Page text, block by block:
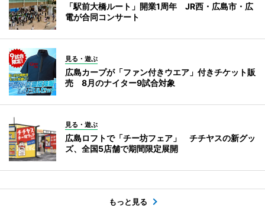
「駅前大橋ルート」開業1周年 JR西・広島市・広
電が合同コンサート
見る・遊ぶ
広島カープが「ファン付きウエア」付きチケット販
売 8月のナイター9試合対象
見る・遊ぶ
広島ロフトで「チー坊フェア」 チチヤスの新グッ
ズ、全国5店舗で期間限定展開
もっと見る